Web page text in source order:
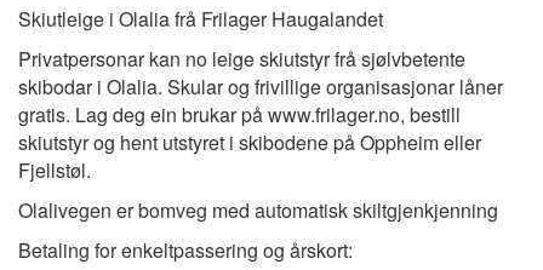
Skiutleige i Olalia frå Frilager Haugalandet
Privatpersonar kan no leige skiutstyr frå sjølvbetente
skibodar i Olalia. Skular og frivillige organisasjonar låner
gratis. Lag deg ein brukar på www.frilager.no, bestill
skiutstyr og hent utstyret i skibodene på Oppheim eller
Fjellstøl.
Olalivegen er bomveg med automatisk skiltgjenkjenning
Betaling for enkeltpassering og årskort: